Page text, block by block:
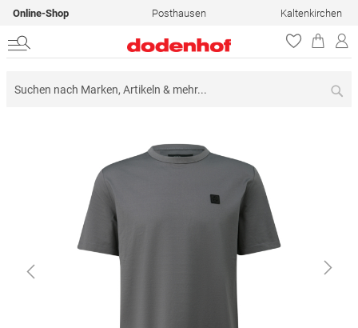
Online-Shop Posthausen Kaltenkirchen